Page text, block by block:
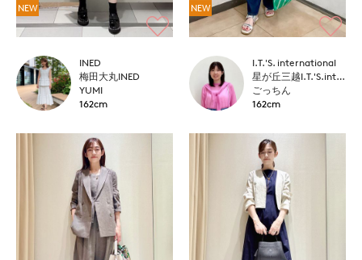
NEW
INED
梅田大丸INED
YUMI
162cm
NEW
I.T.'S. international
星が丘三越I.T.'S.international
ごっちん
162cm